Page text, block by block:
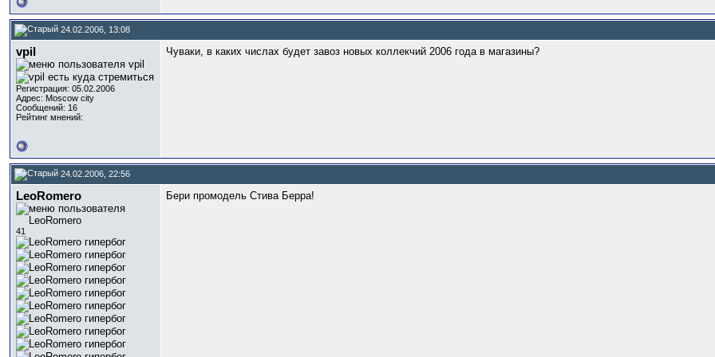
24.02.2006, 13:08
vpil
Регистрация: 05.02.2006
Адрес: Moscow city
Сообщений: 16
Рейтинг мнений:
Чуваки, в каких числах будет завоз новых коллекчий 2006 года в магазины?
24.02.2006, 22:56
LeoRomero
41
Бери промодель Стива Берра!